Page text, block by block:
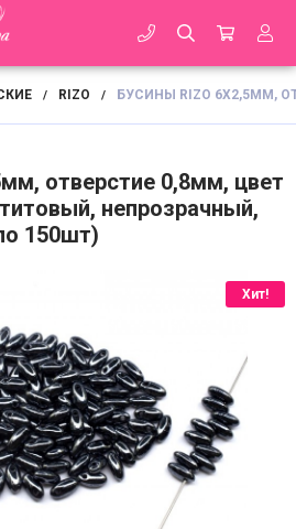
/ RIZO / БУСИНЫ RIZO 6Х2,5ММ,
отверстие 0,8мм, цвет
непрозрачный,
150шт)
Хит!